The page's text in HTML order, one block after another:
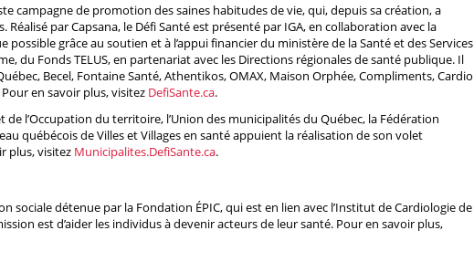
campagne de promotion des saines habitudes de vie, qui, depuis sa création, a
Réalisé par Capsana, le Défi Santé est présenté par IGA, en collaboration avec la
possible grâce au soutien et à l’appui financier du ministère de la Santé et des Services
du Fonds TELUS, en partenariat avec les Directions régionales de santé publique. Il
Becel, Fontaine Santé, Athentikos, OMAX, Maison Orphée, Compliments, Cardio
en savoir plus, visitez DefiSante.ca.
de l’Occupation du territoire, l’Union des municipalités du Québec, la Fédération
québécois de Villes et Villages en santé appuient la réalisation de son volet
plus, visitez Municipalites.DefiSante.ca.
sociale détenue par la Fondation ÉPIC, qui est en lien avec l’Institut de Cardiologie de
est d’aider les individus à devenir acteurs de leur santé. Pour en savoir plus,